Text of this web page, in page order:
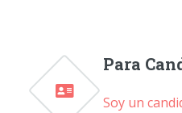
Para
Soy un